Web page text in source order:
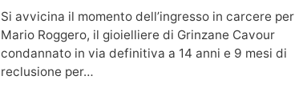
Si avvicina il momento dell’ingresso in carcere per
Mario Roggero, il gioielliere di Grinzane Cavour
condannato in via definitiva a 14 anni e 9 mesi di
reclusione per…